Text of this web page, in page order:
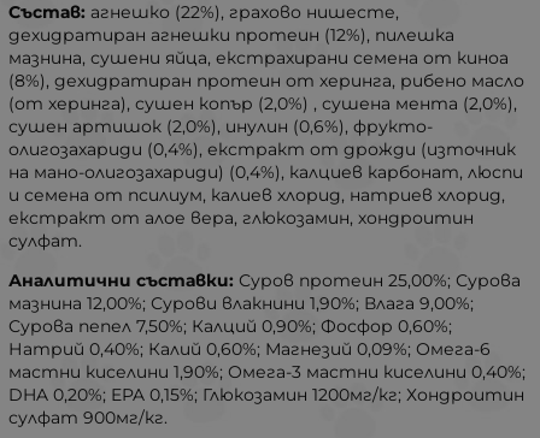
Състав: агнешко (22%), грахово нишесте,
дехидратиран агнешки протеин (12%), пилешка
мазнина, сушени яйца, екстрахирани семена от киноа
(8%), дехидратиран протеин от херинга, рибено масло
(от херинга), сушен копър (2,0%) , сушена мента (2,0%),
сушен артишок (2,0%), инулин (0,6%), фрукто-
олигозахариди (0,4%), екстракт от дрожди (източник
на мано-олигозахариди) (0,4%), калциев карбонат, люспи
и семена от псилиум, калиев хлорид, натриев хлорид,
екстракт от алое вера, глюкозамин, хондроитин
сулфат.
Аналитични съставки: Суров протеин 25,00%; Сурова
мазнина 12,00%; Сурови влакнини 1,90%; Влага 9,00%;
Сурова пепел 7,50%; Калций 0,90%; Фосфор 0,60%;
Натрий 0,40%; Калий 0,60%; Магнезий 0,09%; Омега-6
мастни киселини 1,90%; Омега-3 мастни киселини 0,40%;
DHA 0,20%; EPA 0,15%; Глюкозамин 1200мг/кг; Хондроитин
сулфат 900мг/кг.